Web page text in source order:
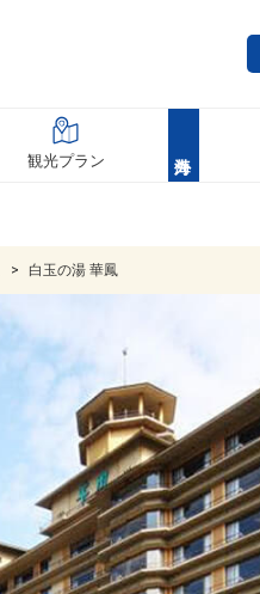
観光プラン
白玉の湯 華鳳